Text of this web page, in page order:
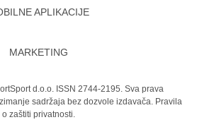
APLIKACIJE
MARKETING
d.o.o. ISSN 2744-2195. Sva prava
sadržaja bez dozvole izdavača. Pravila
o zaštiti privatnosti.